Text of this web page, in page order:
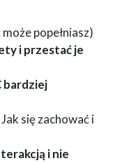
popełniasz)
i przestać je
bardziej
Jak się zachować i
i nie